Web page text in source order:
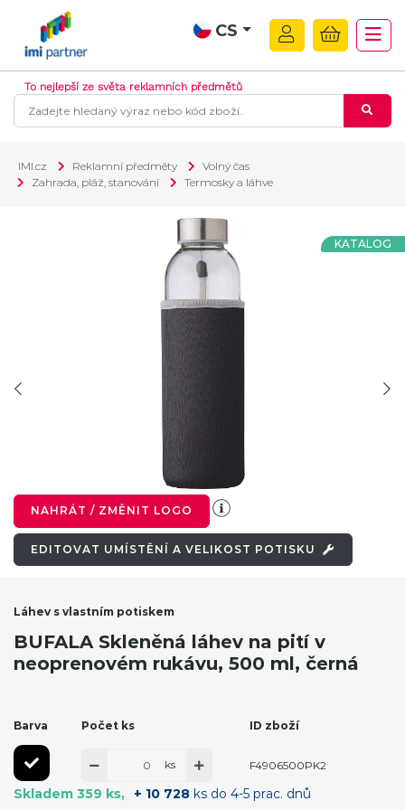
CS
To nejlepší ze světa reklamních předmětů
IMI.cz Reklamní předměty
Volný čas
Zahrada, pláž, stanování
Termosky a láhve
KATALOG
NAHRÁT / ZMĚNIT LOGO
EDITOVAT UMÍSTĚNÍ A VELIKOST POTISKU
Láhev s vlastním potiskem
BUFALA Skleněná láhev na pití v
neoprenovém rukávu, 500 ml, černá
Barva Počet ks ID zboží
Skladem 359 ks + 10 728 ks do 4-5 prac. dnů
ks F4906500PK2